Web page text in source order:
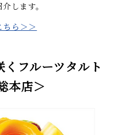
します。
ちら＞＞
フルーツタルト
本店＞